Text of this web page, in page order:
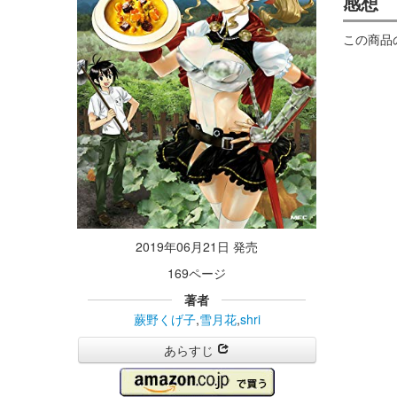
2019年06月21日 発売
169ページ
著者
蕨野くげ子,雪月花,shri
あらすじ
この商品